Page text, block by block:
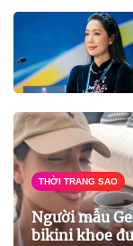
THỜI TRANG SAO
Người mẫu
bikini khoe